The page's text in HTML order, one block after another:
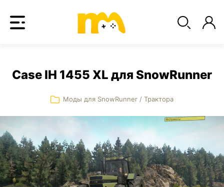
Case IH 1455 XL для SnowRunner
Моды для SnowRunner / Трактора